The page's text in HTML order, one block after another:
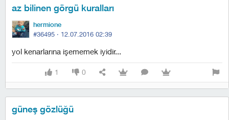
az bilinen görgü kuralları
hermione
#36495 · 12.07.2016 02:39
yol kenarlarına işememek iyidir...
1 0
güneş gözlüğü